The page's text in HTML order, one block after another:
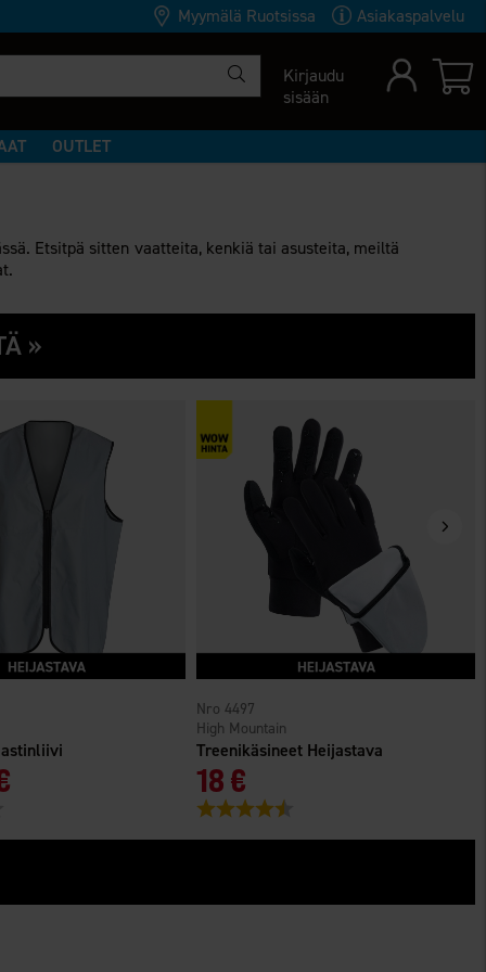
Myymälä Ruotsissa Asiakaspalvelu
Kirjaudu
sisään
OUTLET
Etsitpä sitten vaatteita, kenkiä tai asusteita, meiltä
»
Treenikäsineet Heijastava
High Mountain
4497
18 €
Arvio: